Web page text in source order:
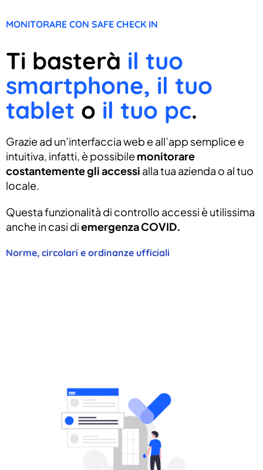
MONITORARE CON SAFE CHECK IN
Ti basterà il tuo
smartphone, il tuo
tablet o il tuo pc.
Grazie ad un’interfaccia web e all’app semplice e
intuitiva, infatti, è possibile monitorare
costantemente gli accessi alla tua azienda o al tuo
locale.
Questa funzionalità di controllo accessi è utilissima
anche in casi diemergenza COVID.
Norme, circolari e ordinanze ufficiali